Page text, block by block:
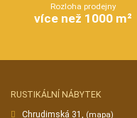
Rozloha prodejny
více než 1000 m²
RUSTIKÁLNÍ NÁBYTEK
Chrudimská 31, (mapa)